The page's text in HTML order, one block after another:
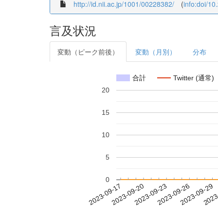
http://id.nii.ac.jp/1001/00228382/ (info:doi/
言及状況
変動（ピーク前後） 変動（月別） 分布
合計 Twitter (通常)
2023-09-172023-09-202023-09-232023-09-262023-09-29
0
5
10
15
20